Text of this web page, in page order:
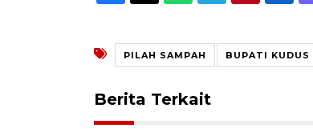
PILAH SAMPAH BUPATI KUDUS
Berita Terkait